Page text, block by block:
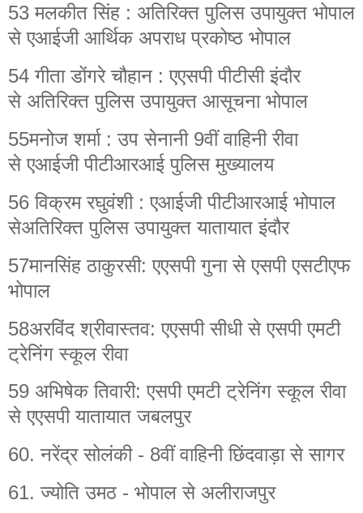
53 मलकीत सिंह : अतिरिक्त पुलिस उपायुक्त भोपाल
से एआईजी आर्थिक अपराध प्रकोष्ठ भोपाल
54 गीता डोंगरे चौहान : एएसपी पीटीसी इंदौर
से अतिरिक्त पुलिस उपायुक्त आसूचना भोपाल
55मनोज शर्मा : उप सेनानी 9वीं वाहिनी रीवा
से एआईजी पीटीआरआई पुलिस मुख्यालय
56 विक्रम रघुवंशी : एआईजी पीटीआरआई भोपाल
सेअतिरिक्त पुलिस उपायुक्त यातायात इंदौर
57मानसिंह ठाकुरसी: एएसपी गुना से एसपी एसटीएफ
भोपाल
58अरविंद श्रीवास्तव: एएसपी सीधी से एसपी एमटी
ट्रेनिंग स्कूल रीवा
59 अभिषेक तिवारी: एसपी एमटी ट्रेनिंग स्कूल रीवा
से एएसपी यातायात जबलपुर
60. नरेंद्र सोलंकी - 8वीं वाहिनी छिंदवाड़ा से सागर
61. ज्योति उमठ - भोपाल से अलीराजपुर